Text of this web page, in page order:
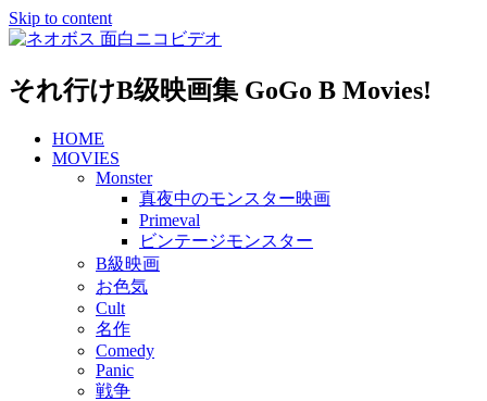
Skip to content
それ行けB级映画集 GoGo B Movies!
HOME
MOVIES
Monster
真夜中のモンスター映画
Primeval
ビンテージモンスター
B級映画
お色気
Cult
名作
Comedy
Panic
戦争